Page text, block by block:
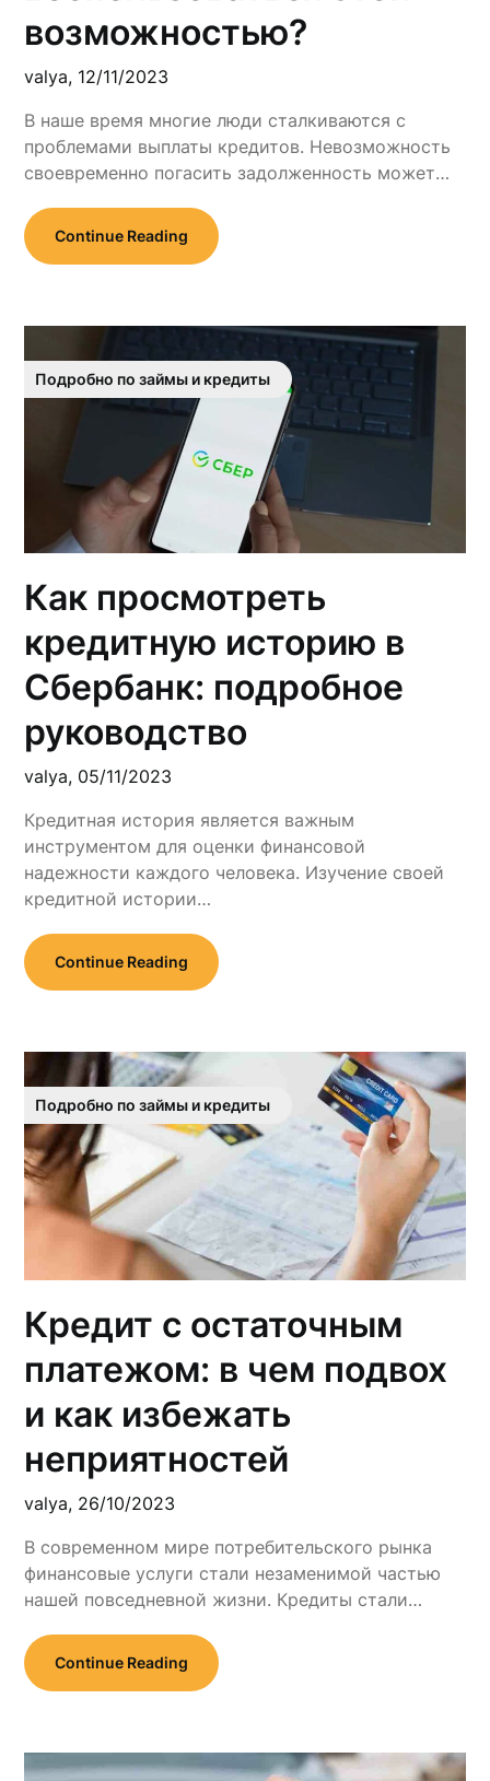
возможностью?
valya, 12/11/2023
В наше время многие люди сталкиваются с
проблемами выплаты кредитов. Невозможность
своевременно погасить задолженность может…
Continue Reading
Подробно по займы и кредиты
Как просмотреть
кредитную историю в
Сбербанк: подробное
руководство
valya, 05/11/2023
Кредитная история является важным
инструментом для оценки финансовой
надежности каждого человека. Изучение своей
кредитной истории…
Continue Reading
Подробно по займы и кредиты
Кредит с остаточным
платежом: в чем подвох
и как избежать
неприятностей
valya, 26/10/2023
В современном мире потребительского рынка
финансовые услуги стали незаменимой частью
нашей повседневной жизни. Кредиты стали…
Continue Reading